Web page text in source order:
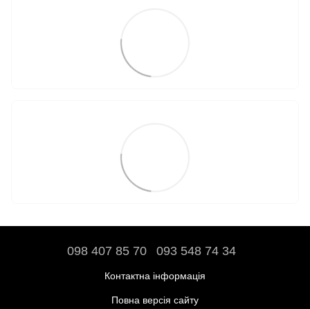
098 407 85 70 093 548 74 34
Контактна інформація
Повна версія сайту